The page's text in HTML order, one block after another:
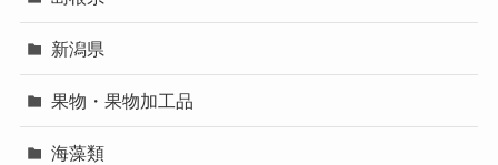
新潟県
果物・果物加工品
海藻類